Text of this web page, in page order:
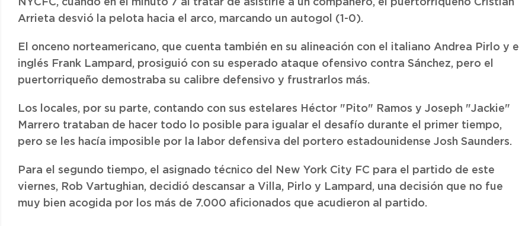
NYCFC, cuando en el minuto 7 al tratar de asistirle a un compañero, el puertorriqueño Cristian
Arrieta desvió la pelota hacia el arco, marcando un autogol (1-0).
El onceno norteamericano, que cuenta también en su alineación con el italiano Andrea Pirlo y el
inglés Frank Lampard, prosiguió con su esperado ataque ofensivo contra Sánchez, pero el
puertorriqueño demostraba su calibre defensivo y frustrarlos más.
Los locales, por su parte, contando con sus estelares Héctor "Pito" Ramos y Joseph "Jackie"
Marrero trataban de hacer todo lo posible para igualar el desafío durante el primer tiempo,
pero se les hacía imposible por la labor defensiva del portero estadounidense Josh Saunders.
Para el segundo tiempo, el asignado técnico del New York City FC para el partido de este
viernes, Rob Vartughian, decidió descansar a Villa, Pirlo y Lampard, una decisión que no fue
muy bien acogida por los más de 7.000 aficionados que acudieron al partido.